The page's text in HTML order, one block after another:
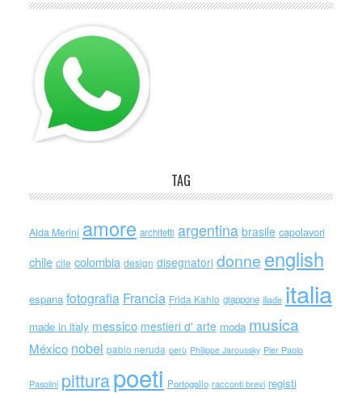
TAG
Alda Merini amore architetti argentina brasile capolavori
chile cile colombia design disegnatori donne english
espana fotografia Francia Frida Kahlo giappone iliade italia
made in italy messico mestieri d' arte moda musica
México nobel pablo neruda perù Philippe Jaroussky Pier Paolo
Pasolini pitturapoeti Portogallo racconti brevi registi